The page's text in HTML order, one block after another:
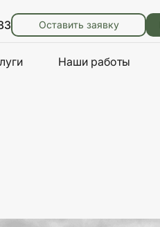
Оставить заявку
Наши работы